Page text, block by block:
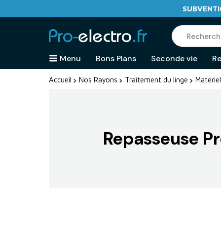
Menu Bons Plans Seconde vie
Accueil Nos Rayons Traitement du linge
Repasseuse